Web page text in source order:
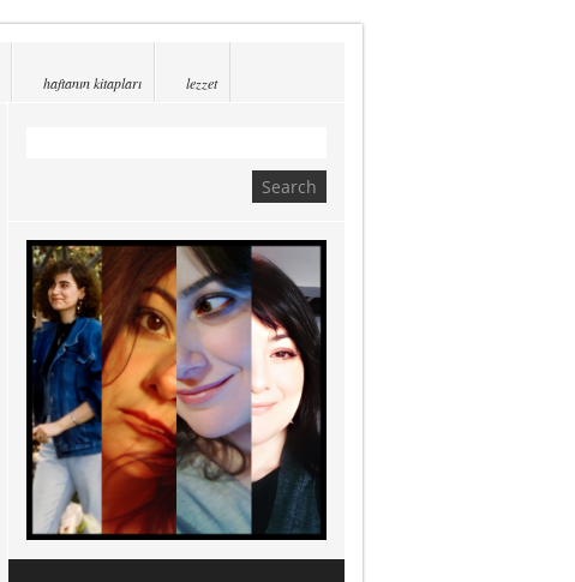
haftanın kitapları lezzet